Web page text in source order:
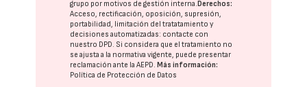
grupo por motivos de gestión interna. Derechos:
Acceso, rectificación, oposición, supresión,
portabilidad, limitación del tratatamiento y
decisiones automatizadas: contacte con
nuestro DPD. Si considera que el tratamiento no
se ajusta a la normativa vigente, puede presentar
reclamación ante laAEPD. Más información:
Política de Protección de Datos